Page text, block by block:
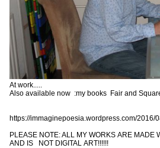
At work.....
Also available now :my books Fair and
https://immaginepoesia.wordpress.com/2016/
PLEASE NOTE: ALL MY WORKS ARE MADE
AND IS NOT DIGITAL ART!!!!!!